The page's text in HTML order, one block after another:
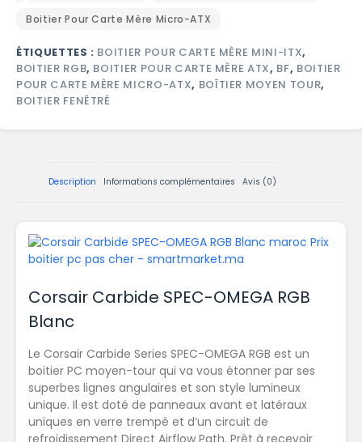
Boitier Pour Carte Mère Micro-ATX
ÉTIQUETTES : BOITIER POUR CARTE MÈRE MINI-ITX,
BOITIER RGB, BOITIER POUR CARTE MÈRE ATX, BF, BOITIER
POUR CARTE MÈRE MICRO-ATX, BOÎTIER MOYEN TOUR,
BOITIER FENÊTRÉ
Description Informations complémentaires Avis (0)
Corsair Carbide SPEC-OMEGA RGB
Blanc
Le Corsair Carbide Series SPEC-OMEGA RGB est un
boitier PC moyen-tour qui va vous étonner par ses
superbes lignes angulaires et son style lumineux
unique. Il est doté de panneaux avant et latéraux
uniques en verre trempé et d’un circuit de